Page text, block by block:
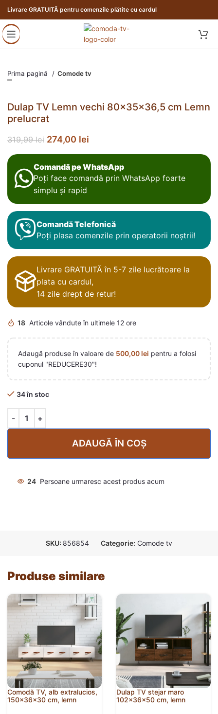
Livrare GRATUITĂ pentru comenzile plătite cu cardul
Prima pagină Comode tv
Dulap TV Lemn vechi 80x35x36,5 cm Lemn
prelucrat
319,99lei 274,00 lei
Comandă pe WhatsApp
Poți face comandă prin WhatsApp foarte
simplu și rapid
Comandă Telefonică
Poți plasa comenzile prin operatorii noștrii!
Livrare GRATUITĂ în 5-7 zile lucrătoare la
plata cu cardul,
14 zile drept de retur!
18 Articole vândute în ultimele 12 ore
Adaugă produse în valoare de 500,00 lei pentru a folosi
cuponul "REDUCERE30"!
34 în stoc
ADAUGĂ ÎN COȘ
24 Persoane urmaresc acest produs acum
SKU: 856854 Categorie: Comode tv
Produse similare
Comodă TV, alb extralucios,
150x36x30 cm, lemn
Dulap TV stejar maro
102x36x50 cm, lemn